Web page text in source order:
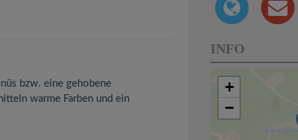
bzw. eine gehobene
warme Farben und ein
INFO
+
−